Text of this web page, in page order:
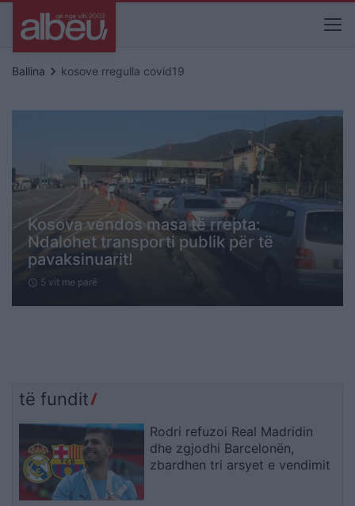
Ballina keyboard_arrow_right kosove rregulla covid19
Kosova vendos masa të rrepta:
Ndalohet transporti publik për të
pavaksinuarit!
schedule 5 vit me parë
të fundit
Rodri refuzoi Real Madridin
dhe zgjodhi Barcelonën,
zbardhen tri arsyet e vendimit